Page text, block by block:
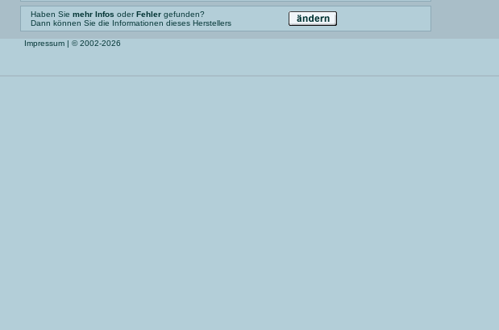
Haben Sie mehr Infos oderFehler gefunden?
Dann können Sie die Informationen dieses Herstellers
Impressum | © 2002-2026